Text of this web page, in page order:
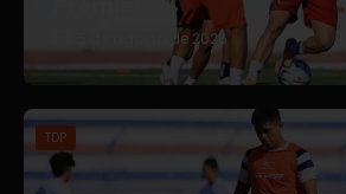
5 de agosto de 2026
TDP